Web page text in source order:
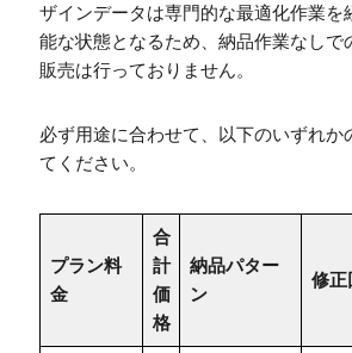
ザインデータは専門的な最適化作業を
能な状態となるため、納品作業なしで
販売は行っておりません。
必ず用途に合わせて、以下のいずれか
てください。
プラン料
金
合
計
価
格
納品パター
ン
修正